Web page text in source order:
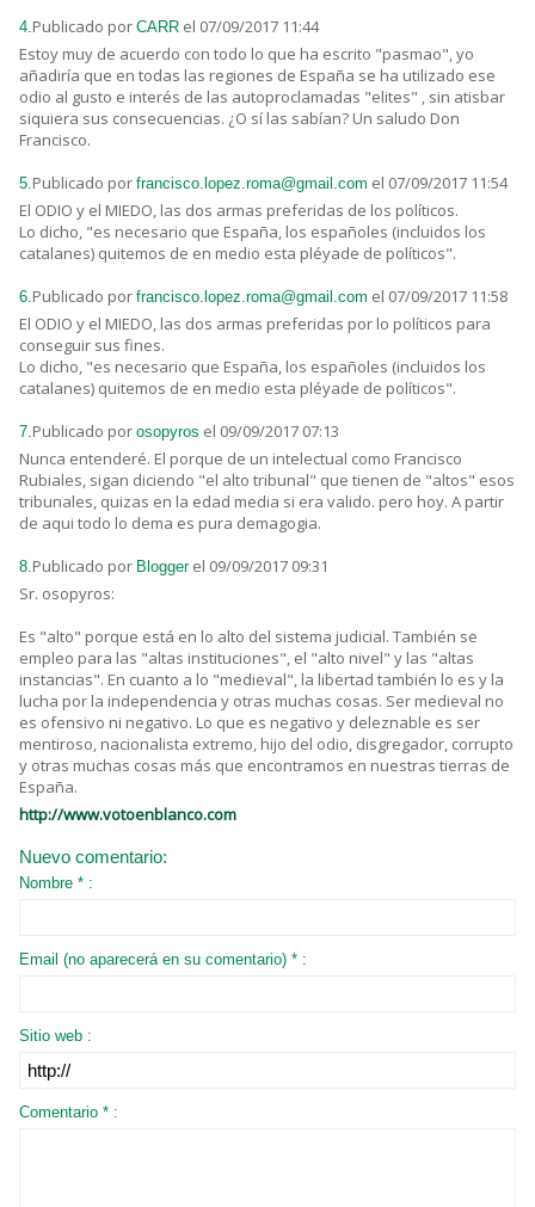
4. Publicado por CARR el 07/09/2017 11:44
Estoy muy de acuerdo con todo lo que ha escrito "pasmao", yo
añadiría que en todas las regiones de España se ha utilizado ese
odio al gusto e interés de las autoproclamadas "elites" , sin atisbar
siquiera sus consecuencias. ¿O sí las sabían? Un saludo Don
Francisco.
5. Publicado por francisco.lopez.roma@gmail.com el 07/09/2017 11:54
El ODIO y el MIEDO, las dos armas preferidas de los políticos.
Lo dicho, "es necesario que España, los españoles (incluidos los
catalanes) quitemos de en medio esta pléyade de políticos".
6. Publicado por francisco.lopez.roma@gmail.com el 07/09/2017 11:58
El ODIO y el MIEDO, las dos armas preferidas por lo políticos para
conseguir sus fines.
Lo dicho, "es necesario que España, los españoles (incluidos los
catalanes) quitemos de en medio esta pléyade de políticos".
7. Publicado por osopyros el 09/09/2017 07:13
Nunca entenderé. El porque de un intelectual como Francisco
Rubiales, sigan diciendo "el alto tribunal" que tienen de "altos" esos
tribunales, quizas en la edad media si era valido. pero hoy. A partir
de aqui todo lo dema es pura demagogia.
8. Publicado por Blogger el 09/09/2017 09:31
Sr. osopyros:
Es "alto" porque está en lo alto del sistema judicial. También se
empleo para las "altas instituciones", el "alto nivel" y las "altas
instancias". En cuanto a lo "medieval", la libertad también lo es y la
lucha por la independencia y otras muchas cosas. Ser medieval no
es ofensivo ni negativo. Lo que es negativo y deleznable es ser
mentiroso, nacionalista extremo, hijo del odio, disgregador, corrupto
y otras muchas cosas más que encontramos en nuestras tierras de
España.
http://www.votoenblanco.com
Nuevo comentario:
Nombre * :
Email (no aparecerá en su comentario) * :
Sitio web :
Comentario * :